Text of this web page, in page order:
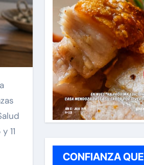
11
CONFIANZA QUE